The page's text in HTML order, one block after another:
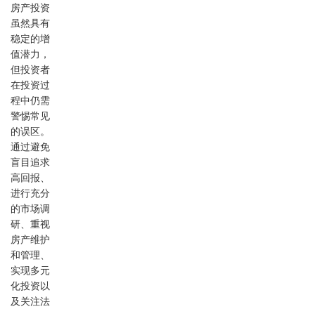
房产投资
虽然具有
稳定的增
值潜力，
但投资者
在投资过
程中仍需
警惕常见
的误区。
通过避免
盲目追求
高回报、
进行充分
的市场调
研、重视
房产维护
和管理、
实现多元
化投资以
及关注法